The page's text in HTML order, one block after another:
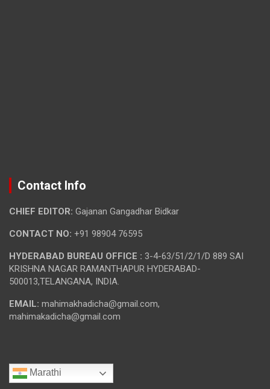
Contact Info
CHIEF EDITOR: Gajanan Gangadhar Bidkar
CONTACT NO: +91 98904 76595
HYDERABAD BUREAU OFFICE : 3-4-63/51/2/1/D 889 SAI
KRISHNA NAGAR RAMANTHAPUR HYDERABAD-
500013,TELANGANA, INDIA.
EMAIL: mahimakhadicha@gmail.com,
mahimakadicha@gmail.com
Marathi